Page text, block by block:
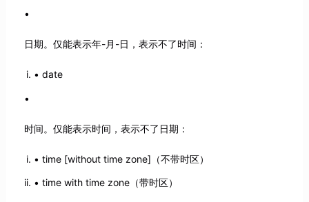
日期。仅能表示年-月-日，表示不了时间：
date
时间。仅能表示时间，表示不了日期：
time [without time zone]（不带时区）
time with time zone（带时区）